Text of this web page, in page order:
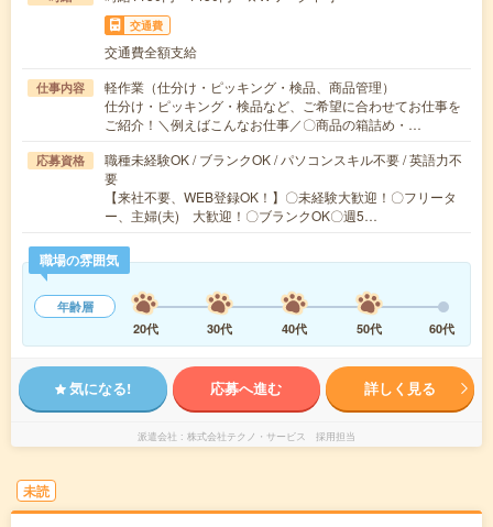
交通費
交通費全額支給
仕事内容
軽作業（仕分け・ピッキング・検品、商品管理）
仕分け・ピッキング・検品など、ご希望に合わせてお仕事を
ご紹介！＼例えばこんなお仕事／〇商品の箱詰め・…
応募資格
職種未経験OK / ブランクOK / パソコンスキル不要 / 英語力不
要
【来社不要、WEB登録OK！】〇未経験大歓迎！〇フリータ
ー、主婦(夫) 大歓迎！〇ブランクOK〇週5…
職場の雰囲気
年齢層
20代
30代 40代 50代 60代
気になる! 応募へ進む 詳しく見る
派遣会社 株式会社テクノ・サービス 採用担当
未読